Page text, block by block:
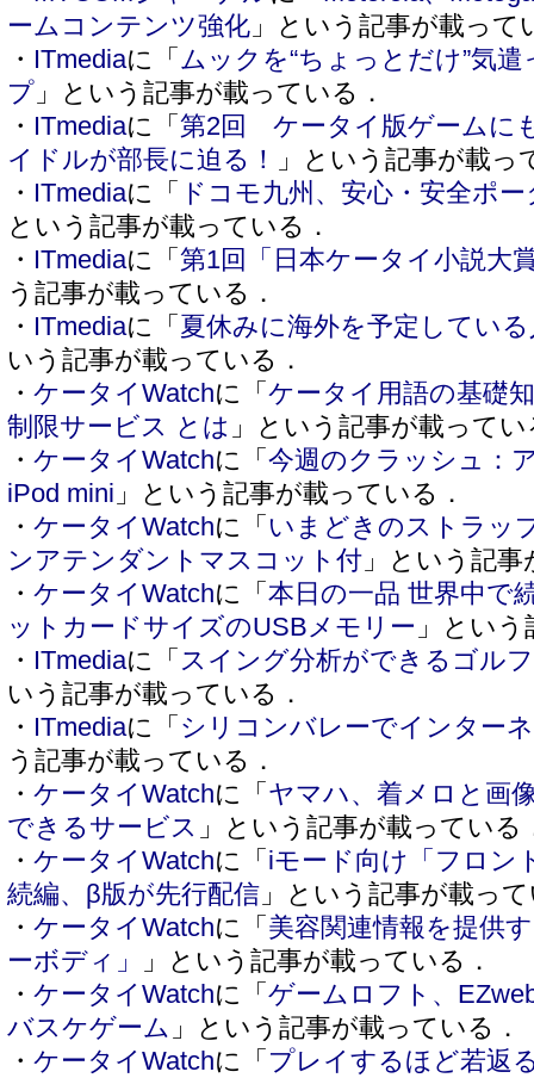
ームコンテンツ強化 」という記事が載って
・ ITmediaに「 ムックを“ちょっとだけ”気
プ 」という記事が載っている．
・ ITmediaに「第2回 ケータイ版ゲームに
イドルが部長に迫る！
」という記事が載っ
・ ITmediaに「
ドコモ九州、安心・安全ポ
という記事が載っている．
・ ITmediaに「第1回「日本ケータイ小説大
う記事が載っている．
・ ITmediaに「 夏休みに海外を予定してい
いう記事が載っている．
・ケータイWatchに「ケータイ用語の基礎
制限サービス とは 」という記事が載って
・ケータイWatchに「今週のクラッシュ：
iPod mini 」という記事が載っている．
・ケータイWatchに「 いまどきのストラッ
ンアテンダントマスコット付 」という記
・ケータイWatchに「本日の一品 世界中で
ットカードサイズのUSBメモリー 」とい
・ ITmediaに「 スイング分析ができるゴル
いう記事が載っている．
・ ITmediaに「 シリコンバレーでインター
う記事が載っている．
・ケータイWatchに「 ヤマハ、着メロと画
できるサービス 」という記事が載っている
・ケータイWatchに「 iモード向け「フロン
続編、β版が先行配信 」という記事が載っ
・ケータイWatchに「 美容関連情報を提供
ーボディ」
」という記事が載っている．
・ケータイWatchに「ゲームロフト、
バスケゲーム 」という記事が載っている．
・ケータイWatchに「 プレイするほど若返